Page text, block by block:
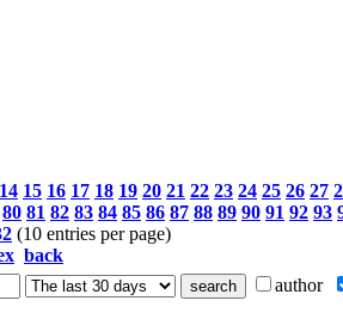
14 15 16 17 18 19 20 21 22 23 24 25 26 27
80 81 82 83 84 85 86 87 88 89 90 91 92 93
(10 entries per page)
back
author